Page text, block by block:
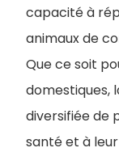
capacité à
animaux de
Que ce soit
domestiques,
diversifiée de
santé et à